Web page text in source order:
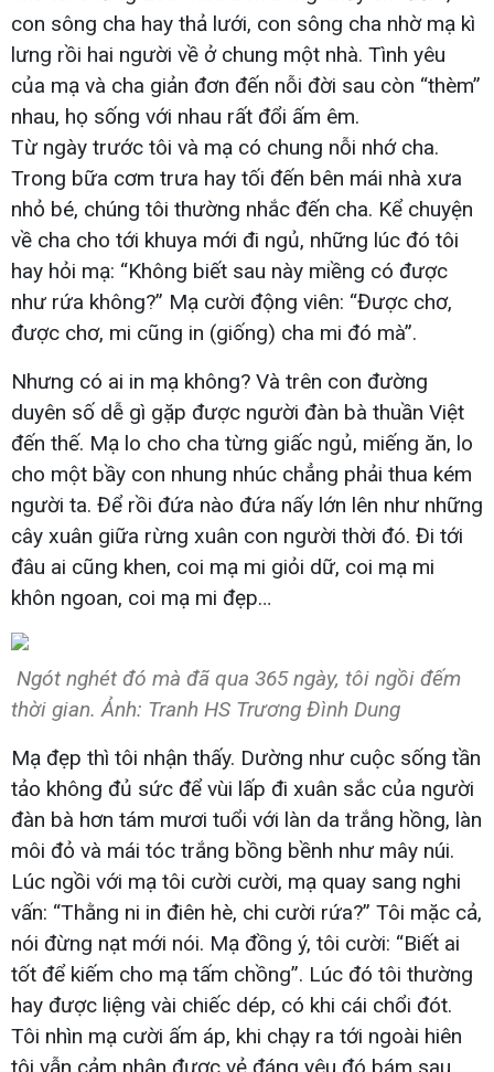
con sông cha hay thả lưới, con sông cha nhờ mạ kì
lưng rồi hai người về ở chung một nhà. Tình yêu
của mạ và cha giản đơn đến nỗi đời sau còn “thèm”
nhau, họ sống với nhau rất đổi ấm êm.
Từ ngày trước tôi và mạ có chung nỗi nhớ cha.
Trong bữa cơm trưa hay tối đến bên mái nhà xưa
nhỏ bé, chúng tôi thường nhắc đến cha. Kể chuyện
về cha cho tới khuya mới đi ngủ, những lúc đó tôi
hay hỏi mạ: “Không biết sau này miềng có được
như rứa không?” Mạ cười động viên: “Được chơ,
được chơ, mi cũng in (giống) cha mi đó mà”.
Nhưng có ai in mạ không? Và trên con đường
duyên số dễ gì gặp được người đàn bà thuần Việt
đến thế. Mạ lo cho cha từng giấc ngủ, miếng ăn, lo
cho một bầy con nhung nhúc chẳng phải thua kém
người ta. Để rồi đứa nào đứa nấy lớn lên như những
cây xuân giữa rừng xuân con người thời đó. Đi tới
đâu ai cũng khen, coi mạ mi giỏi dữ, coi mạ mi
khôn ngoan, coi mạ mi đẹp…
Ngót nghét đó mà đã qua 365 ngày, tôi ngồi đếm
thời gian. Ảnh: Tranh HS Trương Đình Dung
Mạ đẹp thì tôi nhận thấy. Dường như cuộc sống tần
tảo không đủ sức để vùi lấp đi xuân sắc của người
đàn bà hơn tám mươi tuổi với làn da trắng hồng, làn
môi đỏ và mái tóc trắng bồng bềnh như mây núi.
Lúc ngồi với mạ tôi cười cười, mạ quay sang nghi
vấn: “Thằng ni in điên hè, chi cười rứa?” Tôi mặc cả,
nói đừng nạt mới nói. Mạ đồng ý, tôi cười: “Biết ai
tốt để kiếm cho mạ tấm chồng”. Lúc đó tôi thường
hay được liệng vài chiếc dép, có khi cái chổi đót.
Tôi nhìn mạ cười ấm áp, khi chạy ra tới ngoài hiên
tôi vẫn cảm nhận được vẻ đáng yêu đó bám sau